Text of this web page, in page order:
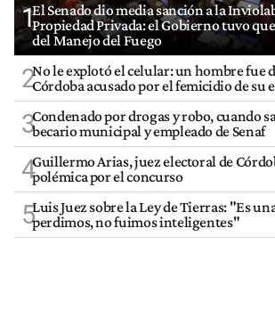
1El Senado dio media sanción a la
Propiedad Privada: el Gobierno tuvo
del Manejo del Fuego
2No le explotó el celular: un hombre fue
Córdoba acusado por el femicidio de su
3Condenado por drogas y robo, cuando
becario municipal y empleado de Senaf
4Guillermo Arias, juez electoral de
polémica por el concurso
5Luis Juez sobre la Ley de Tierras: "Es
perdimos, no fuimos inteligentes"